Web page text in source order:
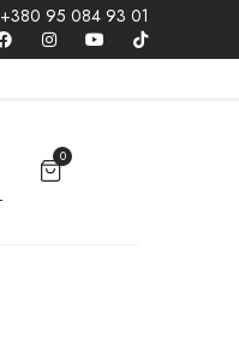
+380 95 084 93 01
0